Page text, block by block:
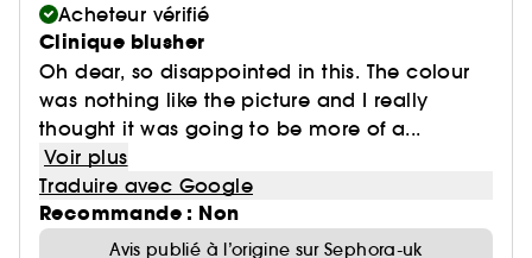
Acheteur vérifié
Clinique blusher
Oh dear, so disappointed in this. The colour
was nothing like the picture and I really
thought it was going to be more of a...
Voir plus
Traduire avec Google
Recommande : Non
Avis publié à l’origine sur Sephora-uk